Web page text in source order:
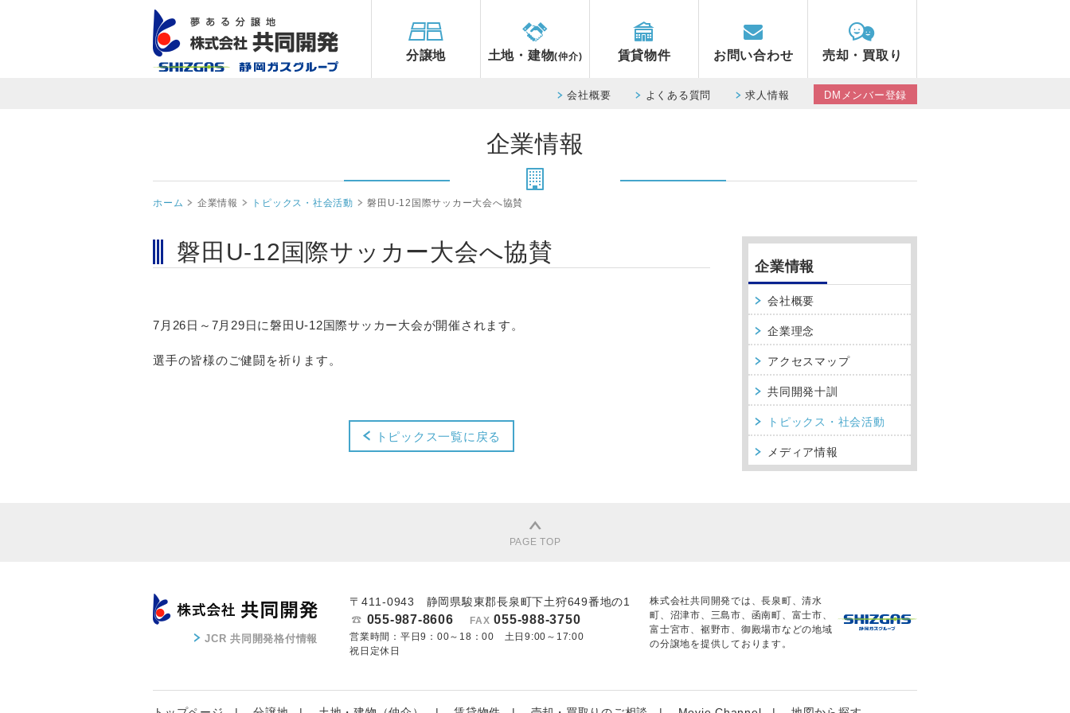
分譲地 土地・建物(仲介) 賃貸物件 お問い合わせ 売却・買取り
会社概要 よくある質問 求人情報 DMメンバー登録
企業情報
ホーム 企業情報 トピックス・社会活動 磐田U-12国際サッカー大会へ協賛
磐田U-12国際サッカー大会へ協賛
7月26日～7月29日に磐田U-12国際サッカー大会が開催されます。
選手の皆様のご健闘を祈ります。
トピックス一覧に戻る
企業情報
会社概要
企業理念
アクセスマップ
共同開発十訓
トピックス・社会活動
メディア情報
PAGE TOP
JCR 共同開発格付情報
〒411-0943 静岡県駿東郡長泉町下土狩649番地の1
055-987-8606 FAX 055-988-3750
営業時間：平日9：00～18：00 土日9:00～17:00
祝日定休日
株式会社共同開発では、長泉町、清水
町、沼津市、三島市、函南町、富士市、
富士宮市、裾野市、御殿場市などの地域
の分譲地を提供しております。